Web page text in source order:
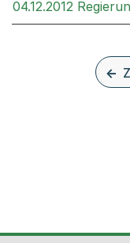
04.12.2012